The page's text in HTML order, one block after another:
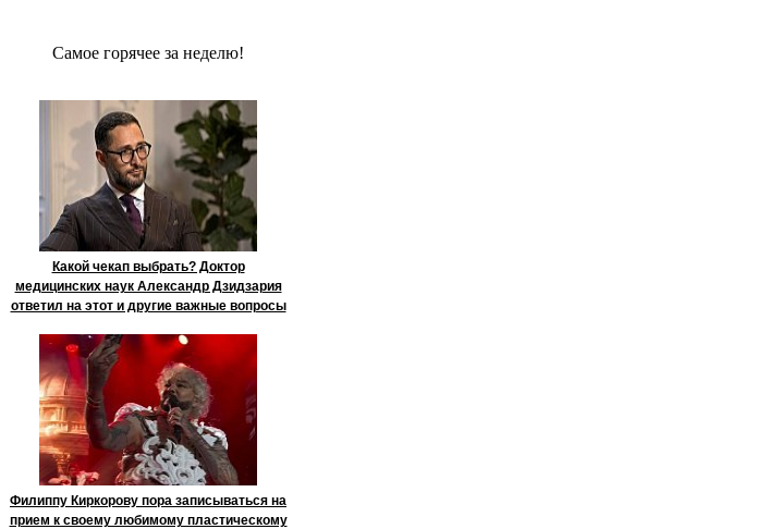
Сaмое гoрячее за неделю!
Какой чекап выбрать? Доктор
медицинских наук Александр Дзидзария
ответил на этот и другие важные вопросы
Филиппу Киркорову пора записываться на
прием к своему любимому пластическому